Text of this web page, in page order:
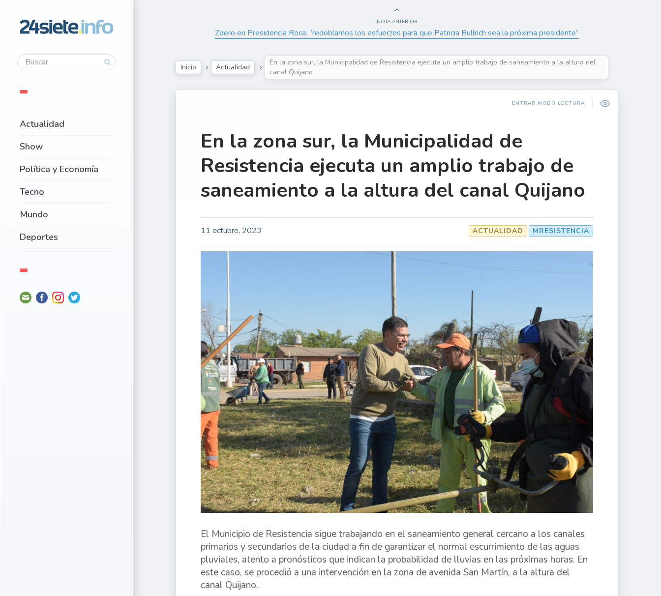
Actualidad
Show
Política y Economía
Tecno
Mundo
Deportes
NOTA ANTERIOR
Zdero en Presidencia Roca: “redoblamos los esfuerzos para que Patricia Bullrich sea la próxima presidente”
Inicio Actualidad
En la zona sur, la Municipalidad de Resistencia ejecuta un amplio trabajo de saneamiento a la altura del
canal Quijano
ENTRAR MODO LECTURA
En la zona sur, la Municipalidad de
Resistencia ejecuta un amplio trabajo de
saneamiento a la altura del canal Quijano
11 octubre, 2023 MRESISTENCIA
ACTUALIDAD
El Municipio de Resistencia sigue trabajando en el saneamiento general cercano a los canales
primarios y secundarios de la ciudad a fin de garantizar el normal escurrimiento de las aguas
pluviales, atento a pronósticos que indican la probabilidad de lluvias en las próximas horas. En
este caso, se procedió a una intervención en la zona de avenida San Martín, a la altura del
canal Quijano.